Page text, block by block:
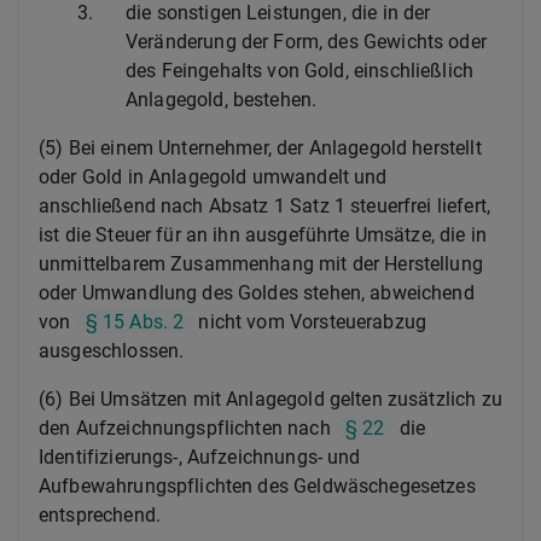
3.
die sonstigen Leistungen, die in der
Veränderung der Form, des Gewichts oder
des Feingehalts von Gold, einschließlich
Anlagegold, bestehen.
(5) Bei einem Unternehmer, der Anlagegold herstellt
oder Gold in Anlagegold umwandelt und
anschließend nach Absatz 1 Satz 1 steuerfrei liefert,
ist die Steuer für an ihn ausgeführte Umsätze, die in
unmittelbarem Zusammenhang mit der Herstellung
oder Umwandlung des Goldes stehen, abweichend
von
§ 15 Abs. 2
nicht vom Vorsteuerabzug
ausgeschlossen.
(6) Bei Umsätzen mit Anlagegold gelten zusätzlich zu
den Aufzeichnungspflichten nach
§ 22
die
Identifizierungs-, Aufzeichnungs- und
Aufbewahrungspflichten des Geldwäschegesetzes
entsprechend.